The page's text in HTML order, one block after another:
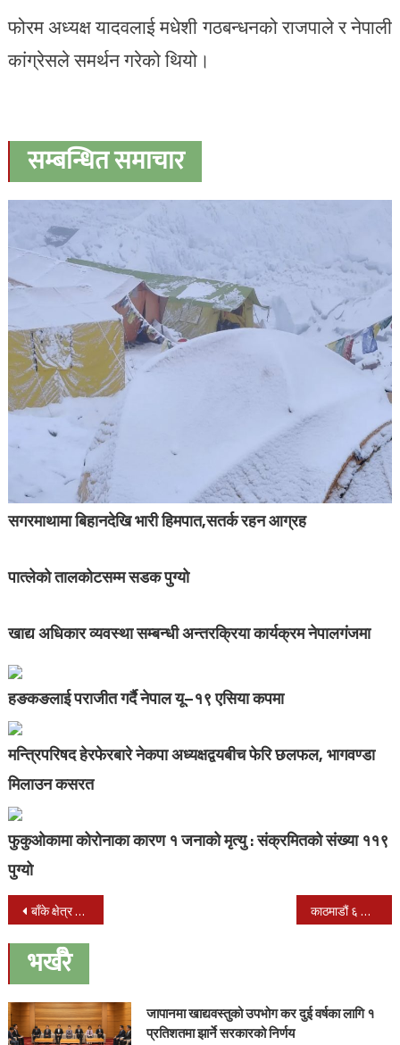
फोरम अध्यक्ष यादवलाई मधेशी गठबन्धनको राजपाले र नेपाली
कांग्रेसले समर्थन गरेको थियो।
सम्बन्धित समाचार
सगरमाथामा बिहानदेखि भारी हिमपात,सतर्क रहन आग्रह
पात्लेको तालकोटसम्म सडक पुग्यो
खाद्य अधिकार व्यवस्था सम्बन्धी अन्तरक्रिया कार्यक्रम नेपालगंजमा
हङकङलाई पराजीत गर्दै नेपाल यू–१९ एसिया कपमा
मन्त्रिपरिषद हेरफेरबारे नेकपा अध्यक्षद्वयबीच फेरि छलफल, भागवण्डा
मिलाउन कसरत
फुकुओकामा कोरोनाका कारण १ जनाको मृत्यु : संक्रमितको संख्या ११९
पुग्यो
Post
navigation
बाँके क्षेत्र नं. २ (ख) बाट काँग्रेस नेता हमाल विजयी काठमाडौं ६ मा भीमसेनदास प्रधान विजयी
भर्खरै
जापानमा खाद्यवस्तुको उपभोग कर दुई वर्षका लागि १
प्रतिशतमा झार्ने सरकारको निर्णय